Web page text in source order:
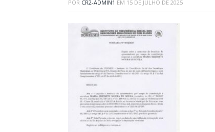
POR CR2-ADMIN1 EM 15 DE JULHO DE 2025